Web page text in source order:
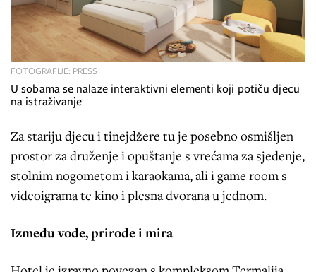
U sobama se nalaze interaktivni elementi koji potiču djecu
na istraživanje
FOTOGRAFIJE: PRESS
Za stariju djecu i tinejdžere tu je posebno osmišljen
prostor za druženje i opuštanje s vrećama za sjedenje,
stolnim nogometom i karaokama, ali i game room s
videoigrama te kino i plesna dvorana u jednom.
Između vode, prirode i mira